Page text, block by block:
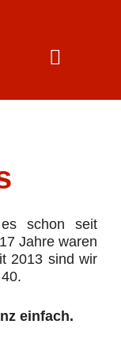
es schon seit
Jahre waren
2013 sind wir
einfach.